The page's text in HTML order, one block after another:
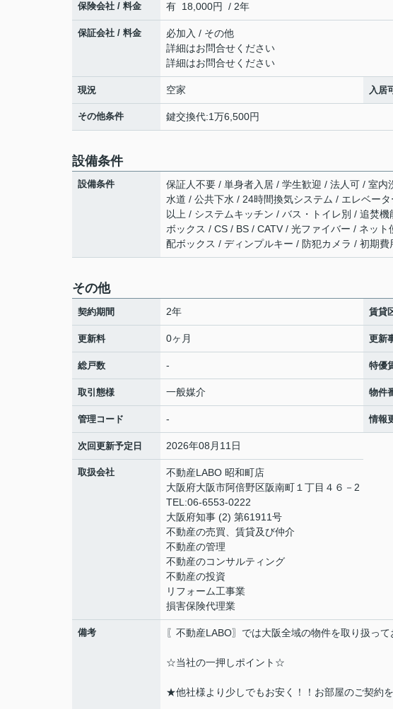
保険会社 / 料金 有 18,000円 / 2年
保証会社 / 料金
必加入 / その他
詳細はお問合せください
詳細はお問合せください
現況 空家 入居
その他条件 鍵交換代:1万6,500円
設備条件
設備条件
保証人不要 / 単身者入居 / 学生歓迎 / 法人可 / 室
水道 / 公共下水 / 24時間換気システム / エレベー
以上 / システムキッチン / バス・トイレ別 / 追焚
ボックス / CS / BS / CATV / 光ファイバー / ネッ
配ボックス / ディンプルキー / 防犯カメラ / 初期費
その他
契約期間 2年 賃貸
更新料 0ヶ月 更新
総戸数 - 特優
取引態様 一般媒介 物件
管理コード - 情報
次回更新予定日 2026年08月11日
取扱会社
不動産LABO 昭和町店
大阪府大阪市阿倍野区阪南町１丁目４６－2
TEL:06-6553-0222
大阪府知事 (2) 第61911号
不動産の売買、賃貸及び仲介
不動産の管理
不動産のコンサルティング
不動産の投資
リフォーム工事業
損害保険代理業
備考 〖不動産LABO〗では大阪全域の物件を取り扱って
☆当社の一押しポイント☆
★他社様より少しでもお安く！！お部屋のご契約